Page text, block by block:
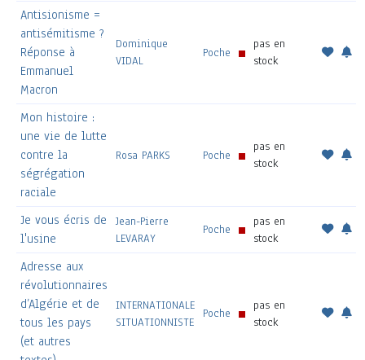
Antisionisme =
antisémitisme ?
Réponse à
Emmanuel
Macron
Dominique
VIDAL
Poche
pas en
stock
Mon histoire :
une vie de lutte
contre la
ségrégation
raciale
Rosa PARKS Poche
pas en
stock
Je vous écris de
l'usine
Jean-Pierre
LEVARAY
Poche
pas en
stock
Adresse aux
révolutionnaires
d’Algérie et de
tous les pays
(et autres
INTERNATIONALE
SITUATIONNISTE
Poche
pas en
stock